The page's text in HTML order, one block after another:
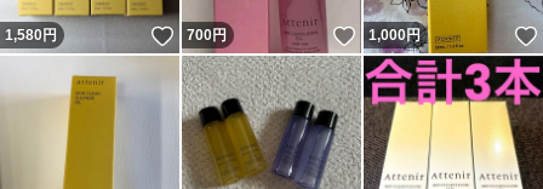
1,580円 いいね！
700円 いいね！
1,000円